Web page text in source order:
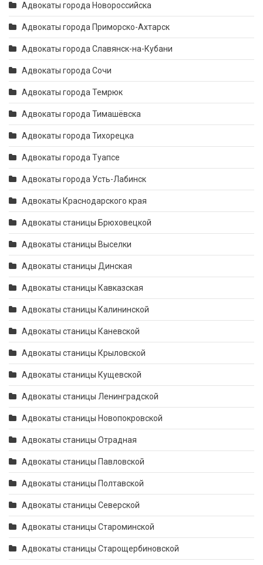
Адвокаты города Новороссийска
Адвокаты города Приморско-Ахтарск
Адвокаты города Славянск-на-Кубани
Адвокаты города Сочи
Адвокаты города Темрюк
Адвокаты города Тимашёвска
Адвокаты города Тихорецка
Адвокаты города Туапсе
Адвокаты города Усть-Лабинск
Адвокаты Краснодарского края
Адвокаты станицы Брюховецкой
Адвокаты станицы Выселки
Адвокаты станицы Динская
Адвокаты станицы Кавказская
Адвокаты станицы Калининской
Адвокаты станицы Каневской
Адвокаты станицы Крыловской
Адвокаты станицы Кущевской
Адвокаты станицы Ленинградской
Адвокаты станицы Новопокровской
Адвокаты станицы Отрадная
Адвокаты станицы Павловской
Адвокаты станицы Полтавской
Адвокаты станицы Северской
Адвокаты станицы Староминской
Адвокаты станицы Старощербиновской